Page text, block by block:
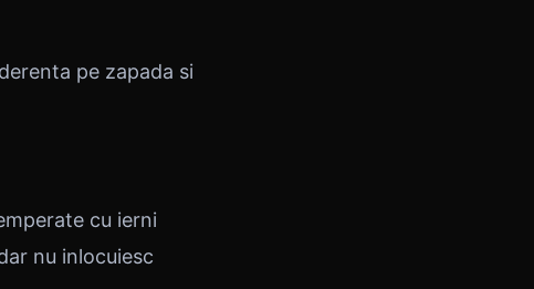
pe zapada si
cu ierni
nu inlocuiesc